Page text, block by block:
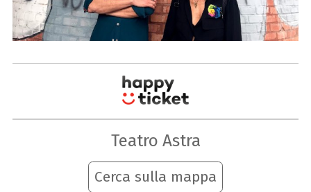
Teatro Astra
Cerca sulla mappa